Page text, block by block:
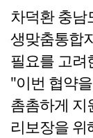
차덕환 충남
생맞춤통합
필요를 고려
"이번 협약
촘촘하게 지
리보장을 위